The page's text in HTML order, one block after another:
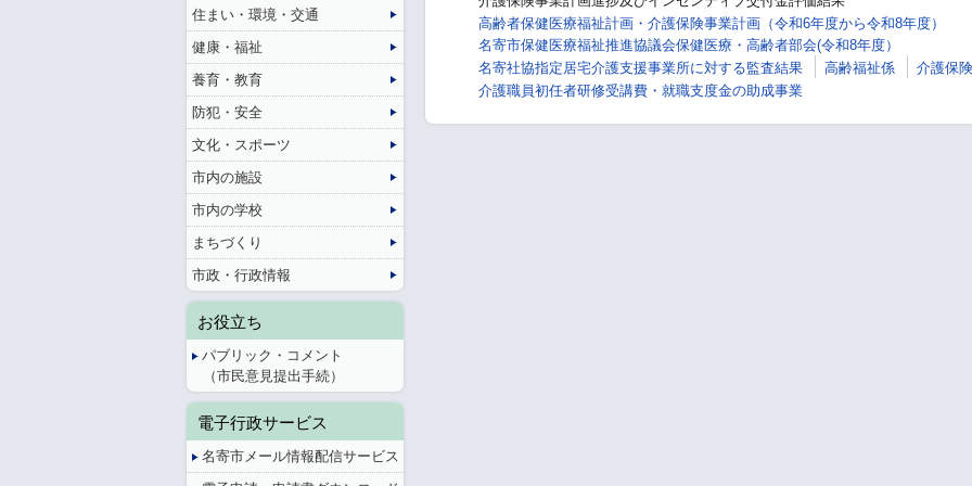
高齢者保健医療福祉計画・介護保険事業計画（令和6年度から令和8年度）
名寄市保健医療福祉推進協議会保健医療・高齢者部会(令和8年度）
名寄社協指定居宅介護支援事業所に対する監査結果
高齢福祉係
介護保
介護職員初任者研修受講費・就職支度金の助成事業
住まい・環境・交通
健康・福祉
養育・教育
防犯・安全
文化・スポーツ
市内の施設
市内の学校
まちづくり
市政・行政情報
お役立ち
パブリック・コメント
（市民意見提出手続）
電子行政サービス
名寄市メール情報配信サービス